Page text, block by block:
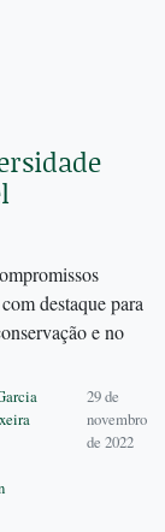
destaque para
e no
29 de
novembro
de 2022